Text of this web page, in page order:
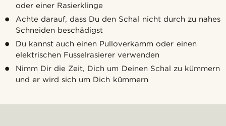
oder einer Rasierklinge
Achte darauf, dass Du den Schal nicht durch zu nahes
Schneiden beschädigst
Du kannst auch einen Pulloverkamm oder einen
elektrischen Fusselrasierer verwenden
Nimm Dir die Zeit, Dich um Deinen Schal zu kümmern
und er wird sich um Dich kümmern